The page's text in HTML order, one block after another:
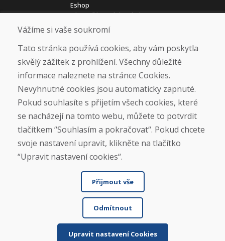
Eshop
Jak posíláme elektrokola
Obchodní podmínky
Doprava
Platba
Vrácení a výměna zboží
Ochrana osobních údajů
Cookies
Sociální sítě
© DOMIVOSPORT 2026, všechna práva vyhrazena
Vážíme si vaše soukromí
Tato stránka používá cookies, aby vám poskytla
skvělý zážitek z prohlížení. Všechny důležité
informace naleznete na stránce Cookies.
Nevyhnutné cookies jsou automaticky zapnuté.
Pokud souhlasíte s přijetím všech cookies, které
se nacházejí na tomto webu, můžete to potvrdit
tlačítkem “Souhlasím a pokračovat“. Pokud chcete
svoje nastavení upravit, klikněte na tlačítko
“Upravit nastavení cookies“.
Přijmout vše
Odmítnout
Upravit nastavení Cookies